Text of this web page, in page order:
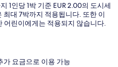
1인당 1박 기준 EUR 2.00의 도시세
최대 7박까지 적용됩니다. 또한 이
어린이에게는 적용되지 않습니다.
가 요금으로 이용 가능